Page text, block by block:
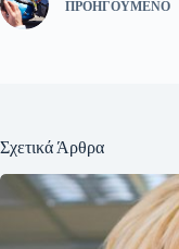
ΠΡΟΗΓΟΎΜΕΝΟ
Σχετικά Άρθρα